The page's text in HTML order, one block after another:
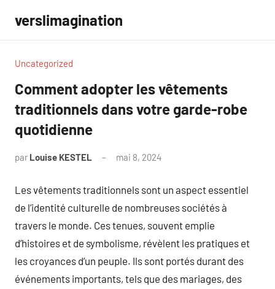
contenu
verslimagination
Uncategorized
Comment adopter les vêtements
traditionnels dans votre garde-robe
quotidienne
par Louise KESTEL mai 8, 2024
Les vêtements traditionnels sont un aspect essentiel
de l’identité culturelle de nombreuses sociétés à
travers le monde. Ces tenues, souvent emplie
d’histoires et de symbolisme, révèlent les pratiques et
les croyances d’un peuple. Ils sont portés durant des
événements importants, tels que des mariages, des